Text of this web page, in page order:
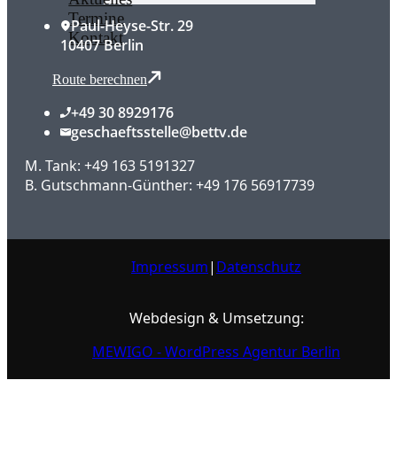
Termine
Kontakt
Paul-Heyse-Str. 29
10407 Berlin
Route berechnen
+49 30 8929176
geschaeftsstelle@bettv.de
M. Tank: +49 163 5191327
B. Gutschmann-Günther: +49 176 56917739
Impressum| Datenschutz
Webdesign & Umsetzung:
MEWIGO - WordPress Agentur Berlin